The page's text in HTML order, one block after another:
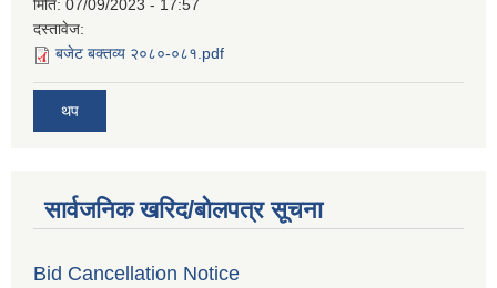
मिति: 07/09/2023 - 17:57
दस्तावेज:
बजेट बक्तव्य २०८०-०८१.pdf
थप
सार्वजनिक खरिद/बोलपत्र सूचना
Bid Cancellation Notice